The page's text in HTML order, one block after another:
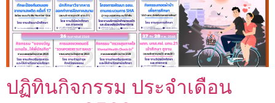
ปฏิทินกิจกรรม ประจำเดือน